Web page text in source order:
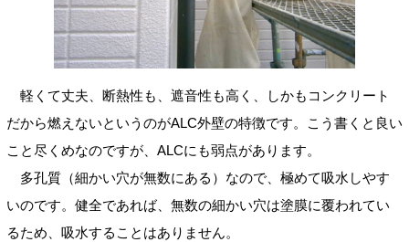
軽くて丈夫、断熱性も、遮音性も高く、しかもコンクリート
だから燃えないというのがALC外壁の特徴です。こう書くと良い
こと尽くめなのですが、ALCにも弱点があります。
多孔質（細かい穴が無数にある）なので、極めて吸水しやす
いのです。健全であれば、無数の細かい穴は塗膜に覆われてい
るため、吸水することはありません。